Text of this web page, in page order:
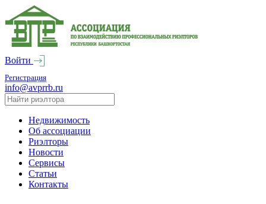
Войти
Регистрация
info@avprrb.ru
Недвижимость
Об ассоциации
Риэлторы
Новости
Сервисы
Статьи
Контакты